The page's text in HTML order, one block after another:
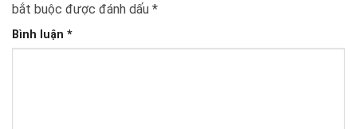
bắt buộc được đánh dấu *
Bình luận *